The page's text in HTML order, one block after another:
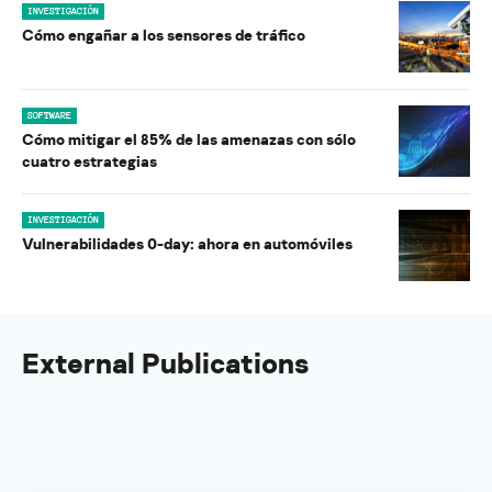
INVESTIGACIÓN
Cómo engañar a los sensores de tráfico
SOFTWARE
Cómo mitigar el 85% de las amenazas con sólo
cuatro estrategias
INVESTIGACIÓN
Vulnerabilidades 0-day: ahora en automóviles
External Publications